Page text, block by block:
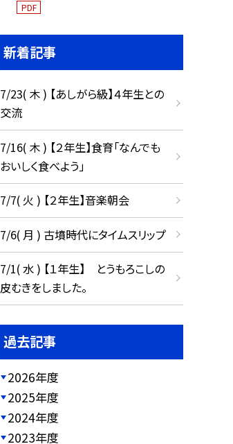
PDF
新着記事
7/23( 木 ) 【あしがら級】４年生との
交流
7/16( 木 ) 【２年生】食育「なんでも
おいしく食べよう」
7/7( 火 ) 【２年生】音楽朝会
7/6( 月 ) 古墳時代にタイムスリップ
7/1( 水 ) 【１年生】 とうもろこしの
皮むきをしました。
過去記事
2026年度
2025年度
2024年度
2023年度